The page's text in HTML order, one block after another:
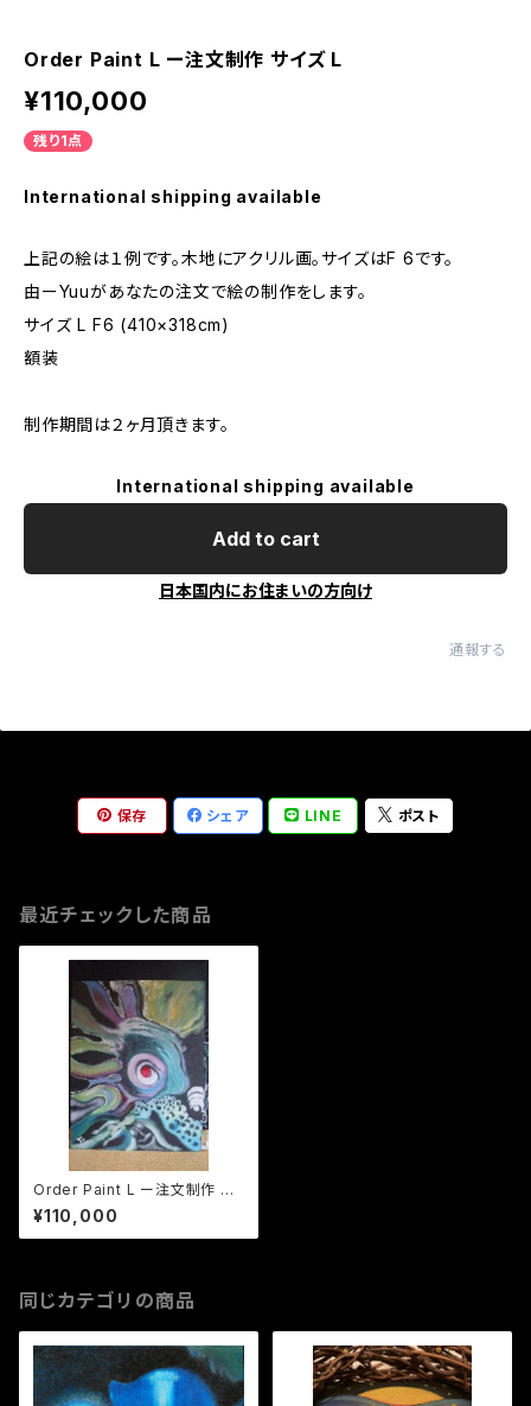
Order Paint L ー注文制作 サイズ L
¥110,000
残り1点
International shipping available
上記の絵は１例です。木地にアクリル画。サイズはF 6です。
由ーYuuがあなたの注文で絵の制作をします。
サイズ L F6 (410×318cm)
額装
制作期間は２ヶ月頂きます。
International shipping available
Add to cart
日本国内にお住まいの方向け
通報する
保存 シェア LINE ポスト
最近チェックした商品
Order Paint L ー注文制作 サ
イズ L
¥110,000
同じカテゴリの商品